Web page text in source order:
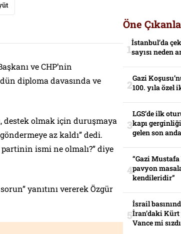
ve CHP’nin
diploma davasında ve
destek olmak için duruşmaya
az kaldı” dedi.
ismi ne olmalı?” diye
yanıtını vererek Özgür
Öne
İstanbul’da
sayısı neden
Gazi
100. yıla özel
LGS’de ilk
kapı
gelen son
“Gazi
pavyon
kendileridir”
İsrail
İran’daki Kürt
Vance mi